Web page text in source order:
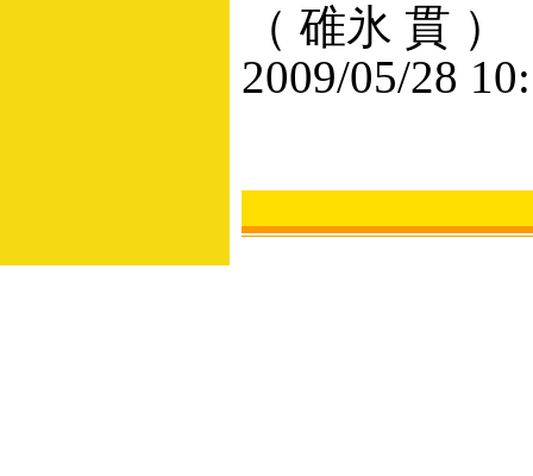
（ 碓氷 貫 ）
2009/05/28